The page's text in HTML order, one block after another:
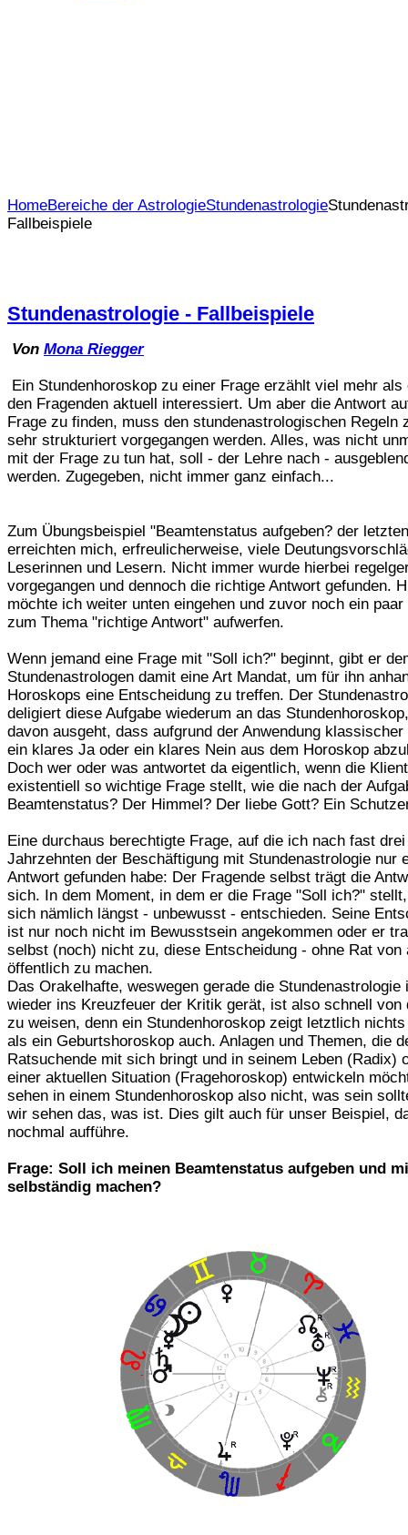
HomeBereiche der AstrologieStundenastrologie
Fallbeispiele
Stundenastrologie - Fallbeispiele
Von Mona Riegger
Ein Stundenhoroskop zu einer Frage erzählt viel mehr als
den Fragenden aktuell interessiert. Um aber die Antwort
Frage zu finden, muss den stundenastrologischen Regeln
sehr strukturiert vorgegangen werden. Alles, was nicht
mit der Frage zu tun hat, soll - der Lehre nach -
werden. Zugegeben, nicht immer ganz einfach...
Zum Übungsbeispiel "Beamtenstatus aufgeben? der
erreichten mich, erfreulicherweise, viele
Leserinnen und Lesern. Nicht immer wurde hierbei
vorgegangen und dennoch die richtige Antwort gefunden.
möchte ich weiter unten eingehen und zuvor noch ein paar
zum Thema "richtige Antwort" aufwerfen.
Wenn jemand eine Frage mit "Soll ich?" beginnt, gibt er
Stundenastrologen damit eine Art Mandat, um für ihn
Horoskops eine Entscheidung zu treffen. Der
deligiert diese Aufgabe wiederum an das
davon ausgeht, dass aufgrund der Anwendung klassischer
ein klares Ja oder ein klares Nein aus dem Horoskop
Doch wer oder was antwortet da eigentlich, wenn die
existentiell so wichtige Frage stellt, wie die nach der
Beamtenstatus? Der Himmel? Der liebe Gott? Ein
Eine durchaus berechtigte Frage, auf die ich nach fast drei
Jahrzehnten der Beschäftigung mit Stundenastrologie nur
Antwort gefunden habe: Der Fragende selbst trägt die
sich. In dem Moment, in dem er die Frage "Soll ich?"
sich nämlich längst - unbewusst - entschieden. Seine
ist nur noch nicht im Bewusstsein angekommen oder er
selbst (noch) nicht zu, diese Entscheidung - ohne Rat von
öffentlich zu machen.
Das Orakelhafte, weswegen gerade die Stundenastrologie
wieder ins Kreuzfeuer der Kritik gerät, ist also schnell von
zu weisen, denn ein Stundenhoroskop zeigt letztlich
als ein Geburtshoroskop auch. Anlagen und Themen, die
Ratsuchende mit sich bringt und in seinem Leben (Radix)
einer aktuellen Situation (Fragehoroskop) entwickeln
sehen in einem Stundenhoroskop also nicht, was sein
wir sehen das, was ist. Dies gilt auch für unser Beispiel,
nochmal aufführe.
Frage: Soll ich meinen Beamtenstatus aufgeben und
selbständig machen?